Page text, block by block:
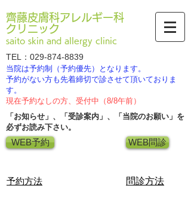
齊藤皮膚科アレルギー科
クリニック
saito skin and allergy clinic
TEL：029-874-8839
当院は予約制（予約優先）となります。
​予約がない方も先着締切で診させて頂いておりま
す。
現在予約なしの方、受付中（8/8午前）
「お知らせ」、「受診案内」、「当院のお願い」を​
必ずお読み下さい。
WEB予約
​予約方法
WEB問診
​問診方法